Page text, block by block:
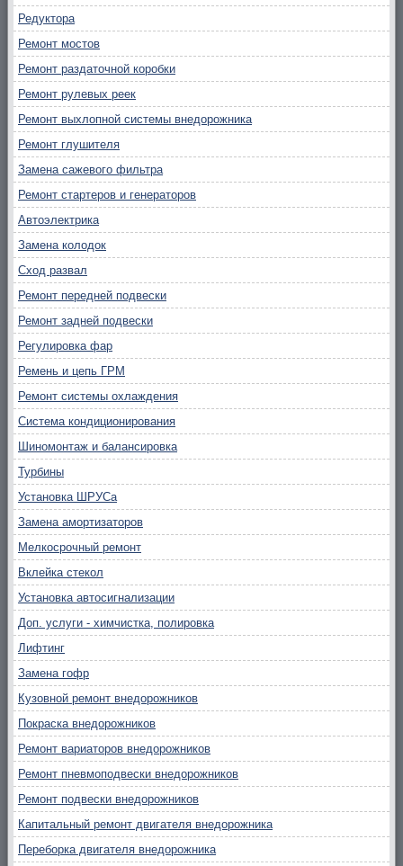
Редуктора
Ремонт мостов
Ремонт раздаточной коробки
Ремонт рулевых реек
Ремонт выхлопной системы внедорожника
Ремонт глушителя
Замена сажевого фильтра
Ремонт стартеров и генераторов
Автоэлектрика
Замена колодок
Сход развал
Ремонт передней подвески
Ремонт задней подвески
Регулировка фар
Ремень и цепь ГРМ
Ремонт системы охлаждения
Система кондиционирования
Шиномонтаж и балансировка
Турбины
Установка ШРУСа
Замена амортизаторов
Мелкосрочный ремонт
Вклейка стекол
Установка автосигнализации
Доп. услуги - химчистка, полировка
Лифтинг
Замена гофр
Кузовной ремонт внедорожников
Покраска внедорожников
Ремонт вариаторов внедорожников
Ремонт пневмоподвески внедорожников
Ремонт подвески внедорожников
Капитальный ремонт двигателя внедорожника
Переборка двигателя внедорожника